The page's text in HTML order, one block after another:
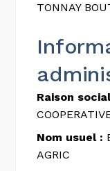
TONNAY
Raison
Nom usuel :
AGRIC